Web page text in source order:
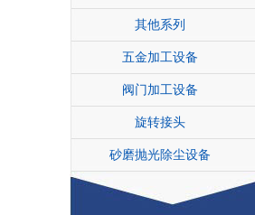
其他系列
五金加工设备
阀门加工设备
旋转接头
砂磨抛光除尘设备